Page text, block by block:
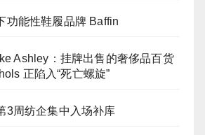
功能性鞋履品牌 Baffin
Ashley：挂牌出售的奢侈品百货
正陷入“死亡螺旋”
3周纺企集中入场补库